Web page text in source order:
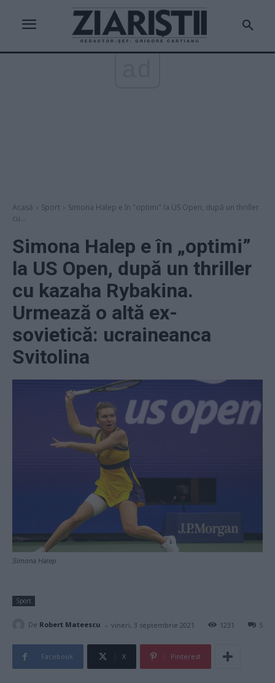
Acasă Sport
Simona Halep e în "optimi" la US Open, după un thriller
cu...
Simona Halep e în „optimi”
la US Open, după un thriller
cu kazaha Rybakina.
Urmează o altă ex-
sovietică: ucraineanca
Svitolina
Simona Halep
Sport
De Robert Mateescu - vineri, 3 septembrie 2021 5
1231
Facebook X Pinterest